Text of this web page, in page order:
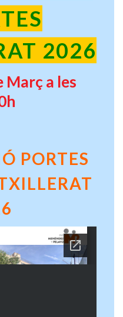
2026
Març a les
PORTES